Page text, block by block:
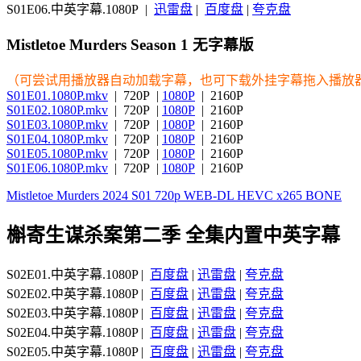
S01E06.中英字幕.1080P | 迅雷盘 | 百度盘 | 夸克盘
Mistletoe Murders Season 1 无字幕版
（可尝试用播放器自动加载字幕，也可下载外挂字幕拖入播放
S01E01.1080P.mkv | 720P | 1080P | 2160P
S01E02.1080P.mkv | 720P | 1080P | 2160P
S01E03.1080P.mkv | 720P | 1080P | 2160P
S01E04.1080P.mkv | 720P | 1080P | 2160P
S01E05.1080P.mkv | 720P | 1080P | 2160P
S01E06.1080P.mkv | 720P | 1080P | 2160P
Mistletoe Murders 2024 S01 720p WEB-DL HEVC x265 BONE
槲寄生谋杀案第二季 全集内置中英字幕
S02E01.中英字幕.1080P | 百度盘 | 迅雷盘 | 夸克盘
S02E02.中英字幕.1080P | 百度盘 | 迅雷盘 | 夸克盘
S02E03.中英字幕.1080P | 百度盘 | 迅雷盘 | 夸克盘
S02E04.中英字幕.1080P | 百度盘 | 迅雷盘 | 夸克盘
S02E05.中英字幕.1080P | 百度盘 | 迅雷盘 | 夸克盘